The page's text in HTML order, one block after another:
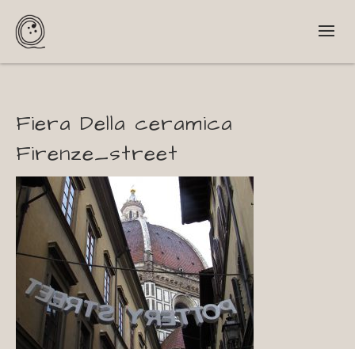
Fiera Della ceramica
Firenze_street